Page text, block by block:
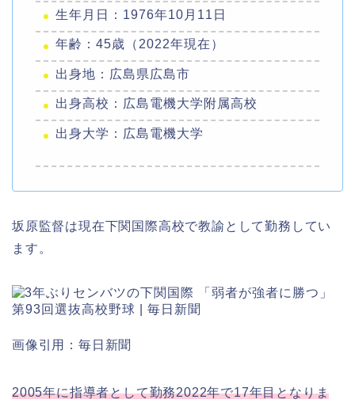
生年月日：1976年10月11日
年齢：45歳（2022年現在）
出身地：広島県広島市
出身高校：広島電機大学附属高校
出身大学：広島電機大学
坂原監督は現在下関国際高校で教諭として勤務してい
ます。
画像引用：毎日新聞
2005年に指導者として勤務2022年で17年目となりま